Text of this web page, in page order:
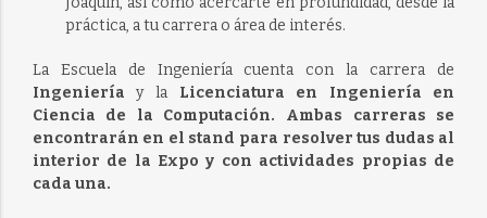
práctica, a tu carrera o área de interés.
La Escuela de Ingeniería cuenta con la carrera de
Ingeniería y la Licenciatura en Ingeniería en
Ciencia de la Computación. Ambas carreras se
encontrarán en el stand para resolver tus dudas al
interior de la Expo y con actividades propias de
cada una.